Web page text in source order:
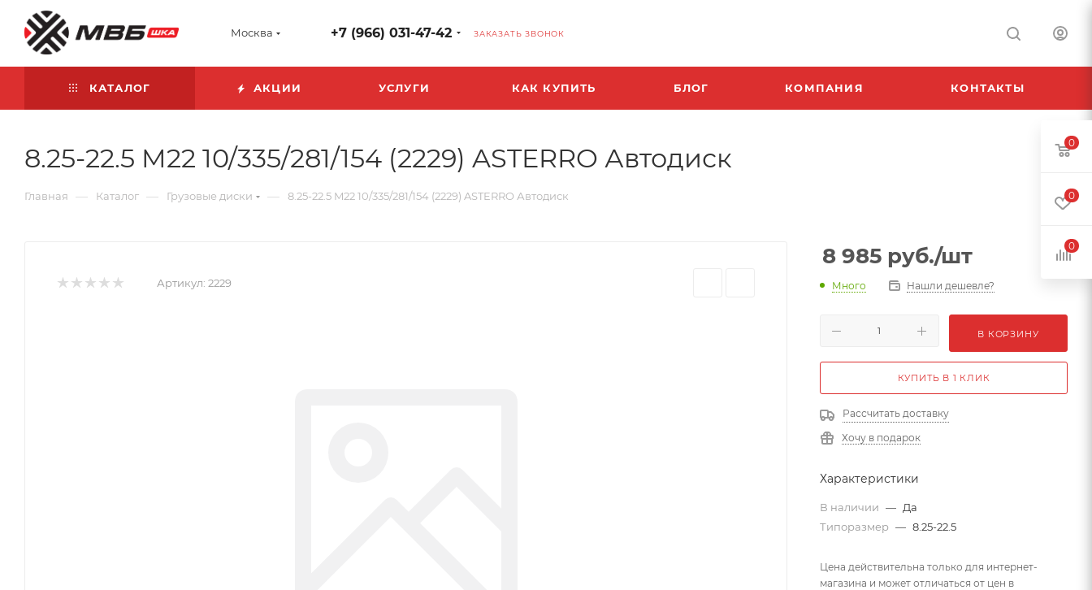
Москва +7 (966) 031-47-42 ЗАКАЗАТЬ ЗВОНОК
КАТАЛОГ АКЦИИ УСЛУГИ КАК КУПИТЬ БЛОГ КОМПАНИЯ КОНТАКТЫ
8.25-22.5 M22 10/335/281/154 (2229) ASTERRO Автодиск
Главная — Каталог — Грузовые диски — 8.25-22.5 M22 10/335/281/154 (2229) ASTERRO Автодиск
Артикул: 2229
8 985 руб./шт
Много Нашли дешевле?
В КОРЗИНУ
КУПИТЬ В 1 КЛИК
Рассчитать доставку
Хочу в подарок
Характеристики
В наличии — Да
Типоразмер — 8.25-22.5
Цена действительна только для интернет-
магазина и может отличаться от цен в
0
0
0